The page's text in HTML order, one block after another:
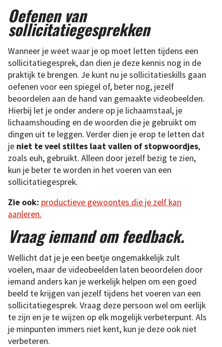
Oefenen van
sollicitatiegesprekken
Wanneer je weet waar je op moet letten tijdens een
sollicitatiegesprek, dan dien je deze kennis nog in de
praktijk te brengen. Je kunt nu je sollicitatieskills gaan
oefenen voor een spiegel of, beter nog, jezelf
beoordelen aan de hand van gemaakte videobeelden.
Hierbij let je onder andere op je lichaamstaal, je
lichaamshouding en de woorden die je gebruikt om
dingen uit te leggen. Verder dien je erop te letten dat
je niet te veel stiltes laat vallen of stopwoordjes,
zoals euh, gebruikt. Alleen door jezelf bezig te zien,
kun je beter te worden in het voeren van een
sollicitatiegesprek.
Zie ook: productieve gewoontes die je zelf kan
aanleren.
Vraag iemand om feedback.
Wellicht dat je je een beetje ongemakkelijk zult
voelen, maar de videobeelden laten beoordelen door
iemand anders kan je werkelijk helpen om een goed
beeld te krijgen van jezelf tijdens het voeren van een
sollicitatiegesprek. Vraag deze persoon wel om eerlijk
te zijn en je te wijzen op elk mogelijk verbeterpunt. Als
je minpunten immers niet kent, kun je deze ook niet
verbeteren.